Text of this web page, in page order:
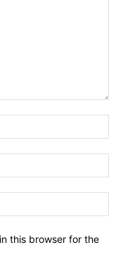
this browser for the